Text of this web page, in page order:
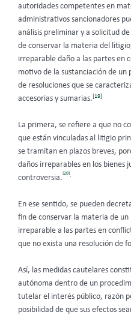
autoridades competentes en
administrativos sancionadores
análisis preliminar y a solicitud
de conservar la materia del
irreparable daño a las partes en
motivo de la sustanciación de
de resoluciones que se
accesorias y sumarias.[19]
La primera, se refiere a que no
que están vinculadas al litigio
se tramitan en plazos breves,
daños irreparables en los bienes
controversia.
[20].
En ese sentido, se pueden
fin de conservar la materia de
irreparable a las partes en
que no exista una resolución de
Así, las medidas cautelares
autónoma dentro de un
tutelar el interés público, razón
posibilidad de que sus efectos